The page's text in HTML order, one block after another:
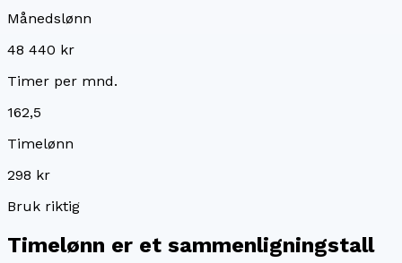
Månedslønn
48 440 kr
Timer per mnd.
162,5
Timelønn
298 kr
Bruk riktig
Timelønn er et sammenligningstall